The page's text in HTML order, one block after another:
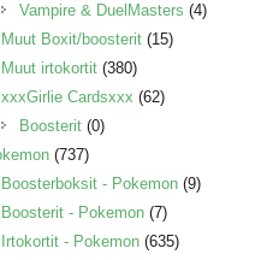
Vampire & DuelMasters (4)
Muut Boxit/boosterit (15)
Muut irtokortit (380)
xxxGirlie Cardsxxx (62)
Boosterit (0)
(737)
Boosterboksit - Pokemon (9)
Boosterit - Pokemon (7)
Irtokortit - Pokemon (635)